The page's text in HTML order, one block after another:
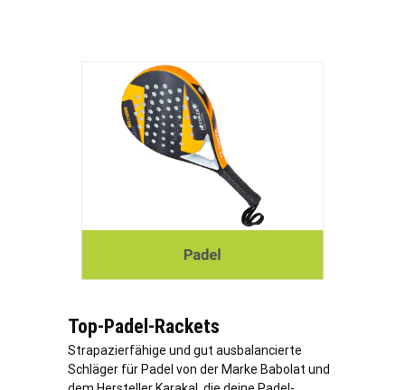
Top-Padel-Rackets
Strapazierfähige und gut ausbalancierte
Schläger für Padel von der Marke Babolat und